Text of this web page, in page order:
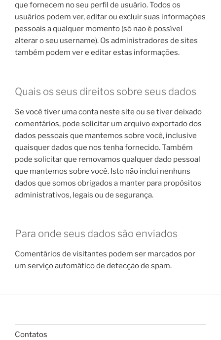
que fornecem no seu perfil de usuário. Todos os
usuários podem ver, editar ou excluir suas informações
pessoais a qualquer momento (só não é possível
alterar o seu username). Os administradores de sites
também podem ver e editar estas informações.
Quais os seus direitos sobre seus dados
Se você tiver uma conta neste site ou se tiver deixado
comentários, pode solicitar um arquivo exportado dos
dados pessoais que mantemos sobre você, inclusive
quaisquer dados que nos tenha fornecido. Também
pode solicitar que removamos qualquer dado pessoal
que mantemos sobre você. Isto não inclui nenhuns
dados que somos obrigados a manter para propósitos
administrativos, legais ou de segurança.
Para onde seus dados são enviados
Comentários de visitantes podem ser marcados por
um serviço automático de detecção de spam.
Contatos